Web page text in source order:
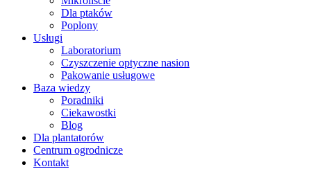
Dla ptaków
Poplony
Usługi
Laboratorium
Czyszczenie optyczne nasion
Pakowanie usługowe
Baza wiedzy
Poradniki
Ciekawostki
Blog
Dla plantatorów
Centrum ogrodnicze
Kontakt